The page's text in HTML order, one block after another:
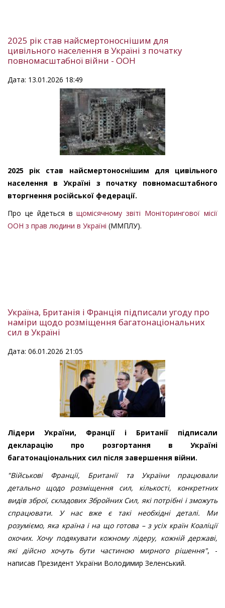
2025 рік став найсмертоноснішим для
цивільного населення в Україні з початку
повномасштабної війни - ООН
Дата: 13.01.2026 18:49
2025 рік став найсмертоноснішим для цивільного
населення в Україні з початку повномасштабного
вторгнення російської федерації.
Про це йдеться вщомісячному звіті Моніторингової місії
ООН з прав людини в Україні (ММПЛУ).
Україна, Британія і Франція підписали угоду про
наміри щодо розміщення багатонаціональних
сил в Україні
Дата: 06.01.2026 21:05
Лідери України, Франції і Британії підписали
декларацію про розгортання в Україні
багатонаціональних сил після завершення війни.
"Військові Франції, Британії та України працювали
детально щодо розміщення сил, кількості, конкретних
видів зброї, складових Збройних Сил, які потрібні і зможуть
спрацювати. У нас вже є такі необхідні деталі. Ми
розуміємо, яка країна і на що готова – з усіх країн Коаліції
охочих. Хочу подякувати кожному лідеру, кожній державі,
які дійсно хочуть бути частиною мирного рішення", -
написав Президент України Володимир Зеленський.